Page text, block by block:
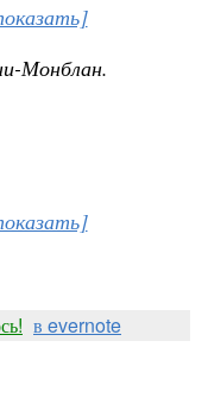
Монблан.
в evernote